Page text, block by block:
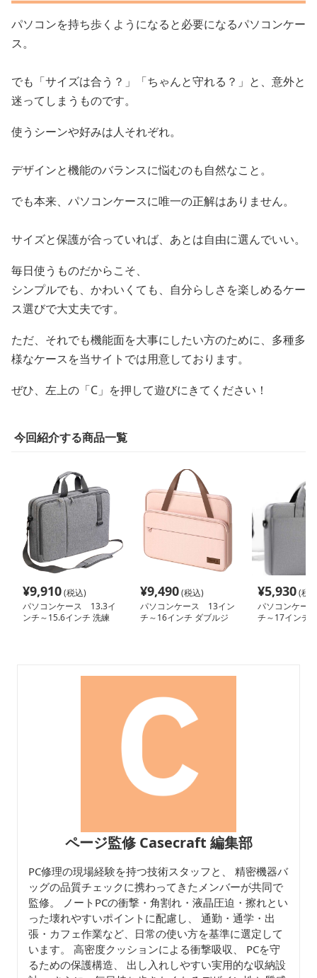
パソコンを持ち歩くようになると必要になるパソコンケー
ス。
でも「サイズは合う？」「ちゃんと守れる？」と、意外と
迷ってしまうものです。
使うシーンや好みは人それぞれ。
デザインと機能のバランスに悩むのも自然なこと。
でも本来、パソコンケースに唯一の正解はありません。
サイズと保護が合っていれば、あとは自由に選んでいい。
毎日使うものだからこそ、
シンプルでも、かわいくても、自分らしさを楽しめるケー
ス選びで大丈夫です。
ただ、それでも機能面を大事にしたい方のために、多種多
様なケースを当サイトでは用意しております。
ぜひ、左上の「C」を押して遊びにきてください！
今回紹介する商品一覧
¥9,910(税込)
パソコンケース 13.3イ
ンチ～15.6インチ 洗練
¥9,490(税込)
パソコンケース 13イン
チ～16インチ ダブルジ
¥5,930(税
パソコンケー
チ～17インチ
ページ監修 Casecraft 編集部
PC修理の現場経験を持つ技術スタッフと、 精密機器バ
ッグの品質チェックに携わってきたメンバーが共同で
監修。 ノートPCの衝撃・角割れ・液晶圧迫・擦れとい
った壊れやすいポイントに配慮し、 通勤・通学・出
張・カフェ作業など、日常の使い方を基準に選定して
います。 高密度クッションによる衝撃吸収、 PCを守
るための保護構造、 出し入れしやすい実用的な収納設